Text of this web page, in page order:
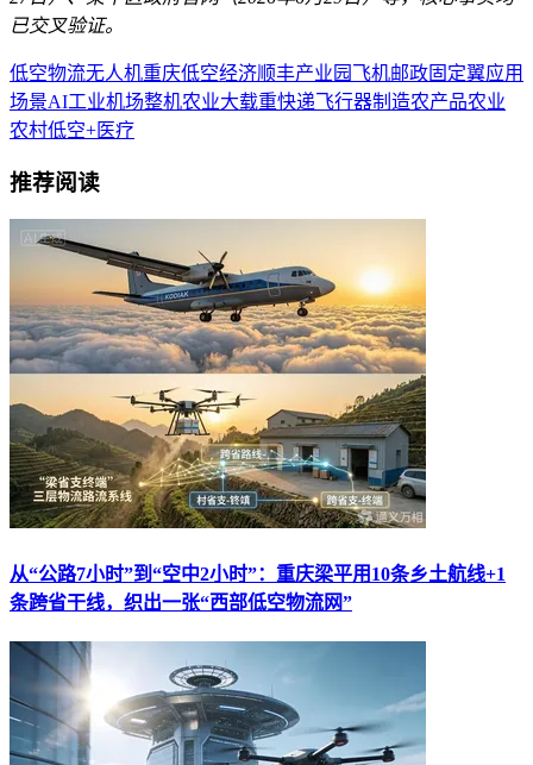
已交叉验证。
低空物流无人机重庆低空经济顺丰产业园 飞机邮政固定翼应用
场景AI工业机场整机农业大载重快递飞行器制造农产品农业
农村低空+医疗
推荐阅读
从“公路7小时”到“空中2小时”：重庆梁平用10条乡土航线+1
条跨省干线，织出一张“西部低空物流网”